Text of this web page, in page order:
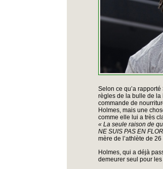
Selon ce qu’a
règles de la bulle de la
commande de
Holmes, mais une
comme elle lui a très
« La seule raison de
NE SUIS PAS EN
mère de l’athlète de
Holmes, qui a déjà
demeurer seul pour